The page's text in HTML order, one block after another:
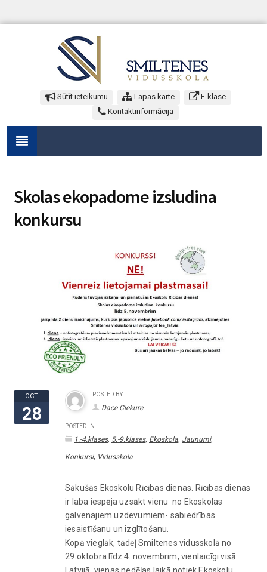
Sūtīt ieteikumu Lapas karte
E-klase
Kontaktinformācija
Skolas ekopadome izsludina
konkursu
OCT
28
POSTED BY
Dace Ciekure
POSTED IN
1.-4.klases, 5.-9.klases, Ekoskola, Jaunumi,
Konkursi, Vidusskola
Sākušās Ekoskolu Rīcības dienas. Rīcības dienas
ir laba iespēja uzsākt vienu no Ekoskolas
galvenajiem uzdevumiem- sabiedrības
iesaistīšanu un izglītošanu.
Kopā vieglāk, tādēļ Smiltenes vidusskolā no
29.oktobra līdz 4. novembrim, vienlaicīgi visā